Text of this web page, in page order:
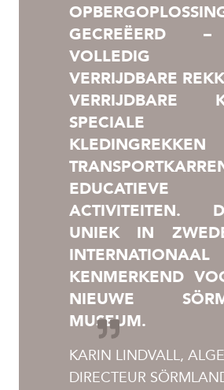
GECREËERD
VOLLEDIG
VERRIJDBARE
VERRIJDBARE
SPECIALE
EDUCATIEVE
ACTIVITEITEN.
UNIEK IN
KENMERKEND
NIEUWE
MUSEUM.
KARIN LINDVALL,
DIRECTEUR